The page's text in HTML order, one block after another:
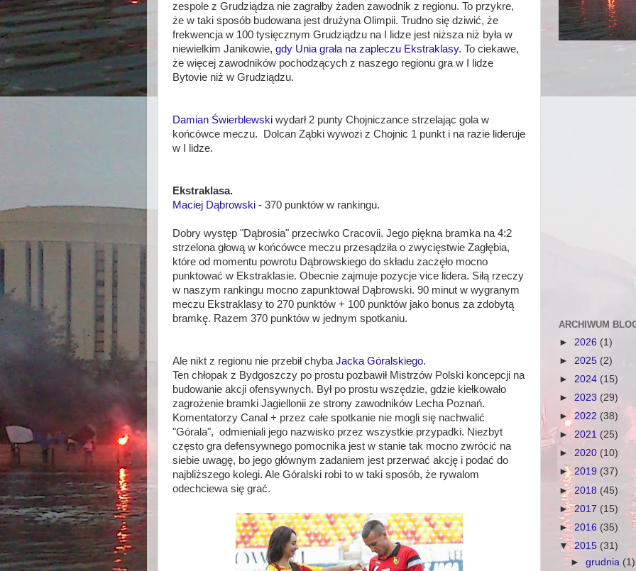
zespole z Grudziądza nie zagrałby żaden zawodnik z regionu. To przykre,
że w taki sposób budowana jest drużyna Olimpii. Trudno się dziwić, że
frekwencja w 100 tysięcznym Grudziądzu na I lidze jest niższa niż była w
niewielkim Janikowie, gdy Unia grała na zapleczu Ekstraklasy. To ciekawe,
że więcej zawodników pochodzących z naszego regionu gra w I lidze
Bytovie niż w Grudziądzu.
Damian Świerblewski wydarł 2 punty Chojniczance strzelając gola w
końcówce meczu. Dolcan Ząbki wywozi z Chojnic 1 punkt i na razie lideruje
w I lidze.
Ekstraklasa.
Maciej Dąbrowski - 370 punktów w rankingu.
Dobry występ "Dąbrosia" przeciwko Cracovii. Jego piękna bramka na 4:2
strzelona głową w końcówce meczu przesądziła o zwycięstwie Zagłębia,
które od momentu powrotu Dąbrowskiego do składu zaczęło mocno
punktować w Ekstraklasie. Obecnie zajmuje pozycje vice lidera. Siłą rzeczy
w naszym rankingu mocno zapunktował Dąbrowski. 90 minut w wygranym
meczu Ekstraklasy to 270 punktów + 100 punktów jako bonus za zdobytą
bramkę. Razem 370 punktów w jednym spotkaniu.
Ale nikt z regionu nie przebił chyba Jacka Góralskiego.
Ten chłopak z Bydgoszczy po prostu pozbawił Mistrzów Polski koncepcji na
budowanie akcji ofensywnych. Był po prostu wszędzie, gdzie kiełkowało
zagrożenie bramki Jagiellonii ze strony zawodników Lecha Poznań.
Komentatorzy Canal + przez całe spotkanie nie mogli się nachwalić
"Górala", odmieniali jego nazwisko przez wszystkie przypadki. Niezbyt
często gra defensywnego pomocnika jest w stanie tak mocno zwrócić na
siebie uwagę, bo jego głównym zadaniem jest przerwać akcję i podać do
najbliższego kolegi. Ale Góralski robi to w taki sposób, że rywalom
odechciewa się grać.
ARCHIWUM
► 2026 (1)
► 2025 (2)
► 2024 (15)
► 2023 (29)
► 2022 (38)
► 2021 (25)
► 2020 (10)
► 2019 (37)
► 2018 (45)
►2017 (15)
► 2016 (35)
▼ 2015 (31)
►grudnia (1)